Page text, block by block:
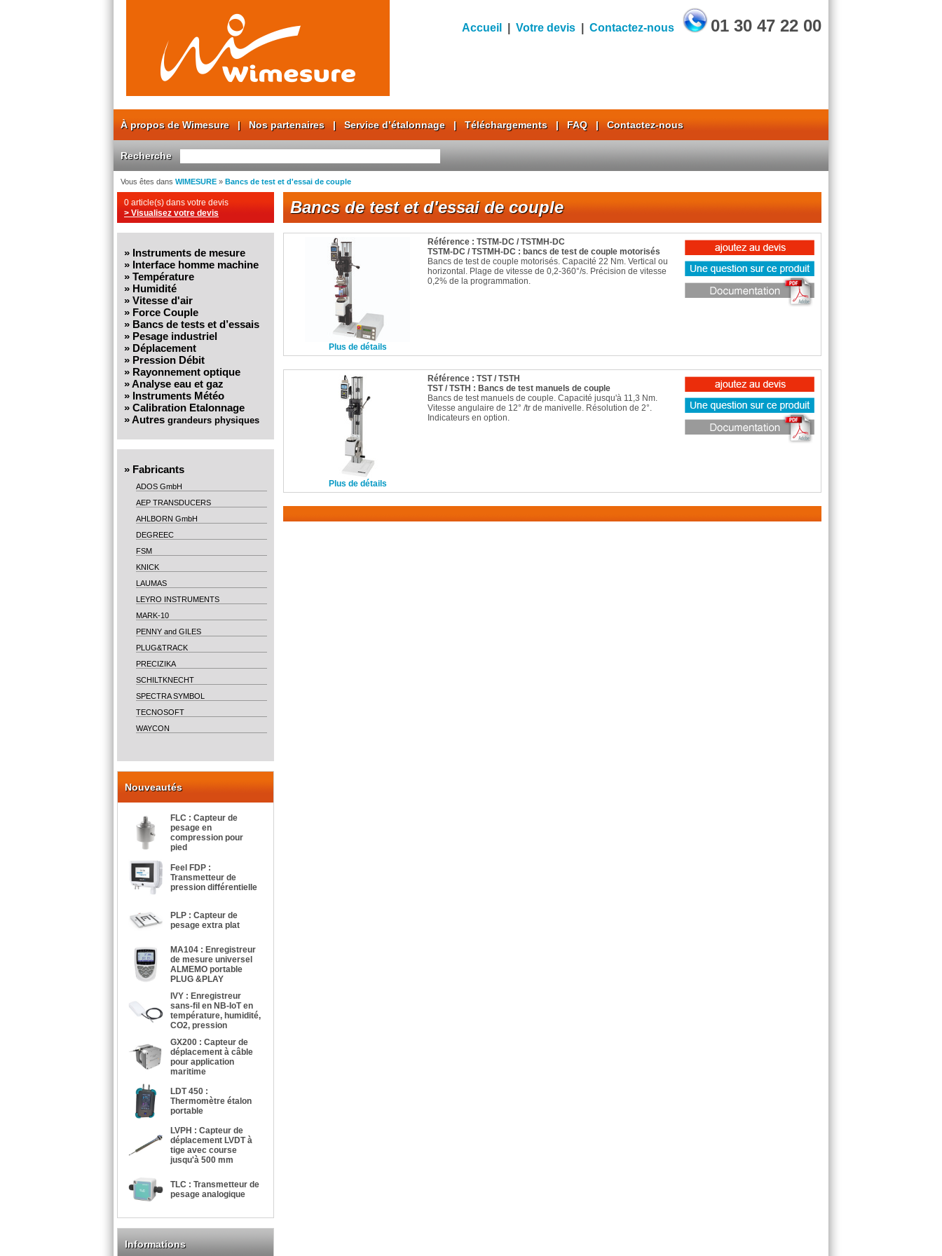
Accueil Votre devis Contactez-nous 01 30 47 22 00
À propos de Wimesure| Nos partenaires| Service d’étalonnage| Téléchargements| FAQ| Contactez-nous
Recherche
Vous êtes dans WIMESURE » Bancs de test et d'essai de couple
0 article(s) dans votre devis
> Visualisez votre devis
» Instruments de mesure
» Interface homme machine
» Température
» Humidité
» Vitesse d'air
» Force Couple
» Bancs de tests et d’essais
» Pesage industriel
» Déplacement
» Pression Débit
» Rayonnement optique
»Analyse eau et gaz
» Instruments Météo
» Calibration Etalonnage
»Autres grandeurs physiques
» Fabricants
ADOS GmbH
AEP TRANSDUCERS
AHLBORN GmbH
DEGREEC
FSM
KNICK
LAUMAS
LEYRO INSTRUMENTS
MARK-10
PENNY and GILES
PLUG&TRACK
PRECIZIKA
SCHILTKNECHT
SPECTRA SYMBOL
TECNOSOFT
WAYCON
Nouveautés
FLC : Capteur de
pesage en
compression pour
pied
Feel FDP :
Transmetteur de
pression différentielle
PLP : Capteur de
pesage extra plat
MA104 : Enregistreur
de mesure universel
ALMEMO portable
PLUG &PLAY
IVY : Enregistreur
sans-fil en NB-IoT en
température, humidité,
CO2, pression
GX200 : Capteur de
déplacement à câble
pour application
maritime
LDT 450 :
Thermomètre étalon
portable
LVPH : Capteur de
déplacement LVDT à
tige avec course
jusqu'à 500 mm
TLC : Transmetteur de
pesage analogique
Informations
Bancs de test et d'essai de couple
Plus de détails
Référence : TSTM-DC / TSTMH-DC
TSTM-DC / TSTMH-DC : bancs de test de couple motorisés
Bancs de test de couple motorisés. Capacité 22 Nm. Vertical ou
horizontal. Plage de vitesse de 0,2-360°/s. Précision de vitesse
0,2% de la programmation.
Plus de détails
Référence : TST / TSTH
TST / TSTH : Bancs de test manuels de couple
Bancs de test manuels de couple. Capacité jusqu'à 11,3 Nm.
Vitesse angulaire de 12° /tr de manivelle. Résolution de 2°.
Indicateurs en option.